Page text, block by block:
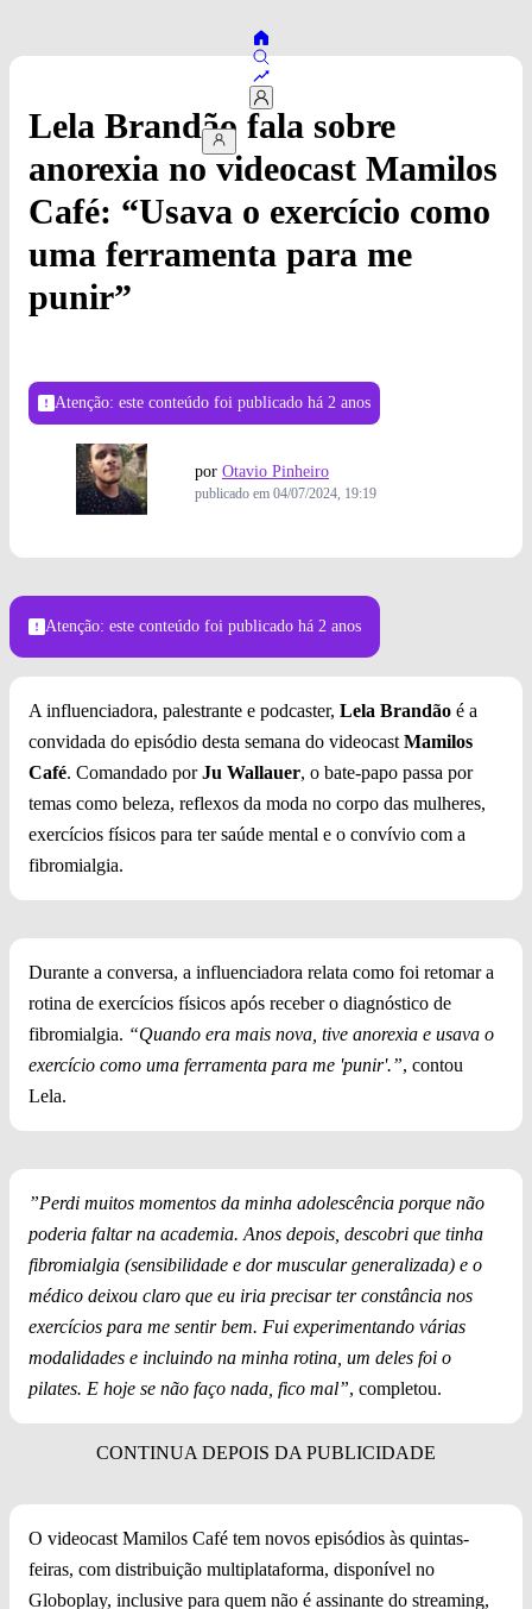
Lela Brandão fala sobre
anorexia no videocast Mamilos
Café: “Usava o exercício como
uma ferramenta para me
punir”
Atenção: este conteúdo foi publicado há 2 anos
por Otavio Pinheiro
publicado em 04/07/2024, 19:19
Atenção: este conteúdo foi publicado há 2 anos
A influenciadora, palestrante e podcaster, Lela Brandão é a
convidada do episódio desta semana do videocast Mamilos
Café. Comandado porJu Wallauer, o bate-papo passa por
temas como beleza, reflexos da moda no corpo das mulheres,
exercícios físicos para ter saúde mental e o convívio com a
fibromialgia.
Durante a conversa, a influenciadora relata como foi retomar a
rotina de exercícios físicos após receber o diagnóstico de
fibromialgia. “Quando era mais nova, tive anorexia e usava o
exercício como uma ferramenta para me 'punir'.”, contou
Lela.
”Perdi muitos momentos da minha adolescência porque não
poderia faltar na academia. Anos depois, descobri que tinha
fibromialgia (sensibilidade e dor muscular generalizada) e o
médico deixou claro que eu iria precisar ter constância nos
exercícios para me sentir bem. Fui experimentando várias
modalidades e incluindo na minha rotina, um deles foi o
pilates. E hoje se não faço nada, fico mal”, completou.
O videocast Mamilos Café tem novos episódios às quintas-
feiras, com distribuição multiplataforma, disponível no
Globoplay, inclusive para quem não é assinante do streaming,